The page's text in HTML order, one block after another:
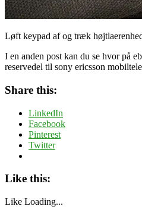
Løft keypad af og træk
I en anden post kan du se hvor på
reservedel til sony ericsson
Share this:
LinkedIn
Facebook
Pinterest
Twitter
Like this:
Like Loading...